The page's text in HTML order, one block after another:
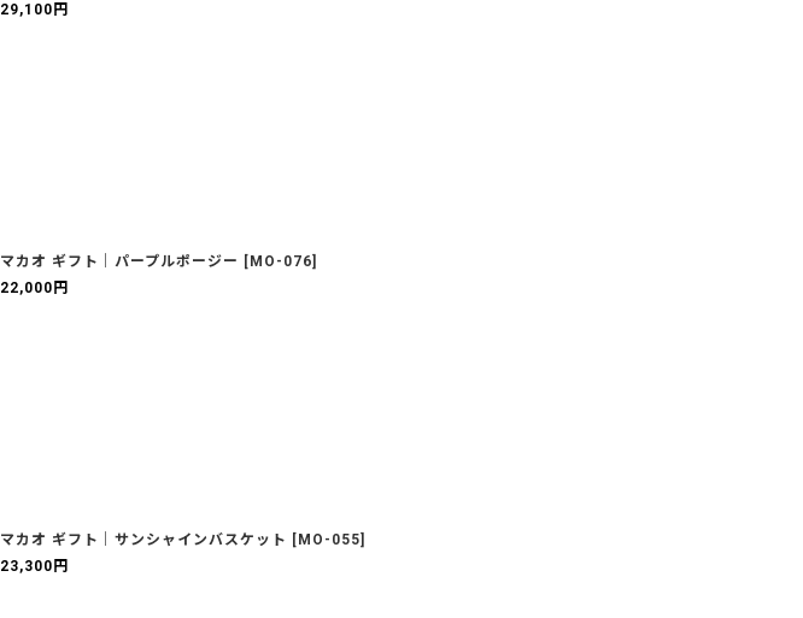
29,100 円
マカオ ギフト｜パープルポージー [ MO-076]
22,000 円
マカオ ギフト｜サンシャインバスケット [ MO-055]
23,300 円